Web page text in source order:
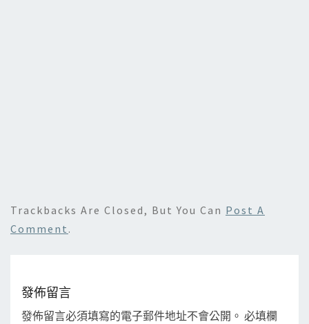
Trackbacks Are Closed, But You Can Post A
Comment .
發佈留言
發佈留言必須填寫的電子郵件地址不會公開。 必填欄